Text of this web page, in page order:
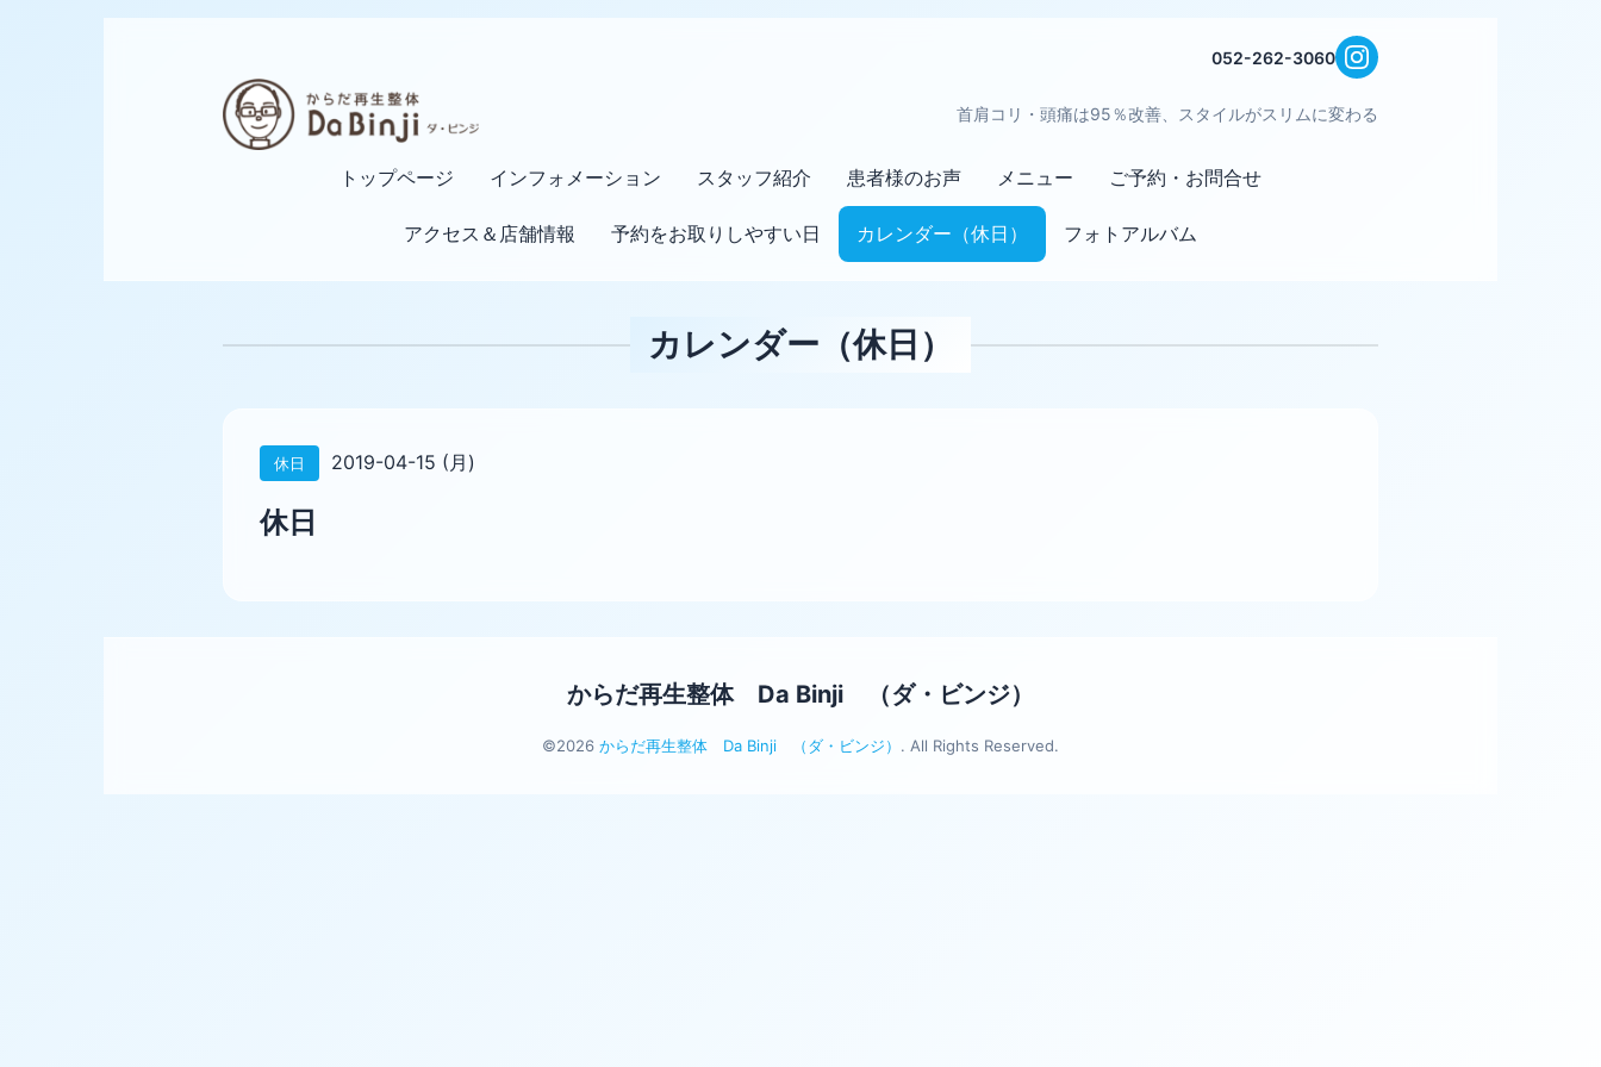
052-262-3060
首肩コリ・頭痛は95％改善、スタイルがスリムに変わる
トップページ インフォメーション スタッフ紹介 患者様のお声 メニュー ご予約・お問合せ
アクセス＆店舗情報 予約をお取りしやすい日 カレンダー（休日） フォトアルバム
カレンダー（休日）
休日 2019-04-15 (月)
休日
からだ再生整体 Da Binji （ダ・ビンジ）
©2026 からだ再生整体 Da Binji （ダ・ビンジ） . All Rights Reserved.